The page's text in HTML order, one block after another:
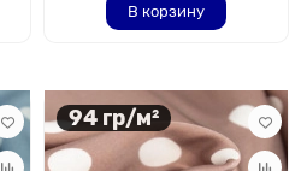
В корзину
94 гр/м²